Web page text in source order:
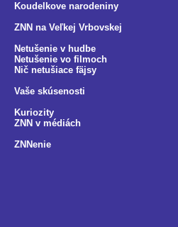
Koudelkove narodeniny
ZNN na Veľkej Vrbovskej
Netušenie v hudbe
Netušenie vo filmoch
Nič netušiace fäjsy
Vaše skúsenosti
Kuriozity
ZNN v médiách
ZNNenie